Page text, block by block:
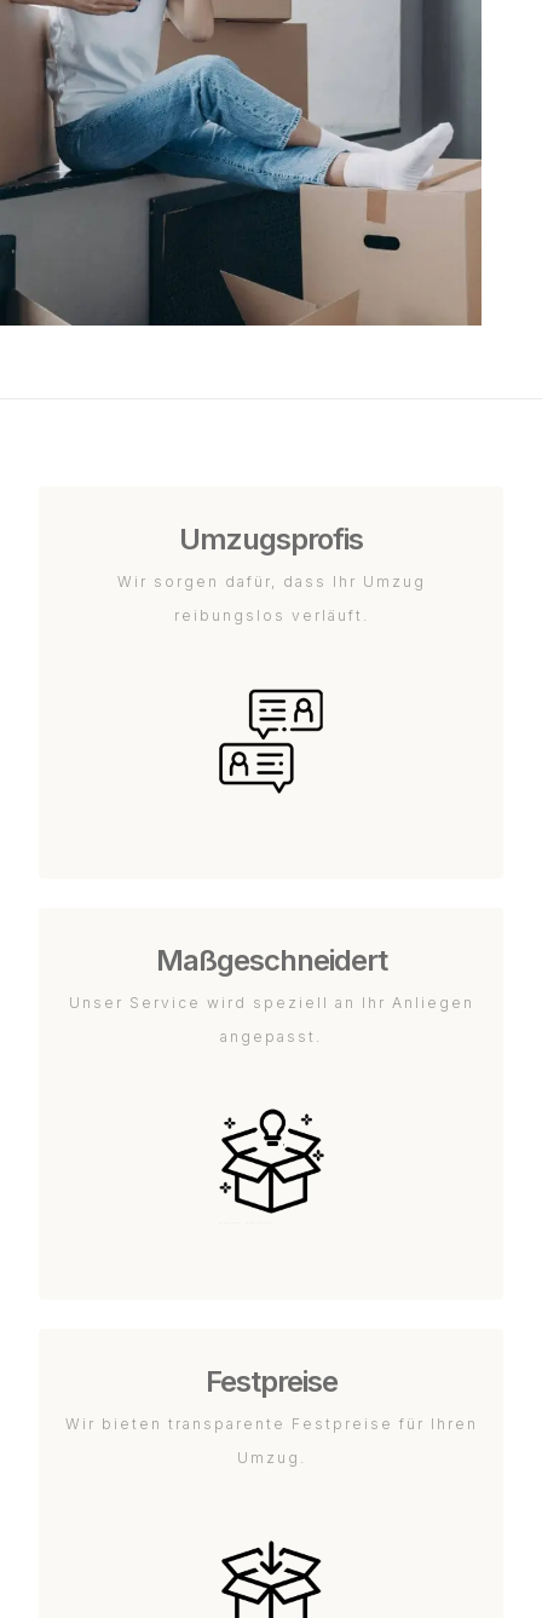
Umzugsprofis
Wir sorgen dafür, dass Ihr Umzug
reibungslos verläuft.
Maßgeschneidert
Unser Service wird speziell an Ihr Anliegen
angepasst.
Festpreise
Wir bieten transparente Festpreise für Ihren
Umzug.